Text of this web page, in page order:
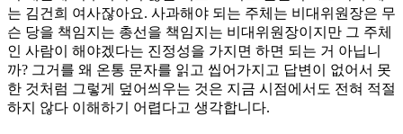
는 김건희 여사잖아요. 사과해야 되는 주체는 비대위원장은 무
슨 당을 책임지는 총선을 책임지는 비대위원장이지만 그 주체
인 사람이 해야겠다는 진정성을 가지면 하면 되는 거 아닙니
까? 그거를 왜 온통 문자를 읽고 씹어가지고 답변이 없어서 못
한 것처럼 그렇게 덮어씌우는 것은 지금 시점에서도 전혀 적절
하지 않다 이해하기 어렵다고 생각합니다.